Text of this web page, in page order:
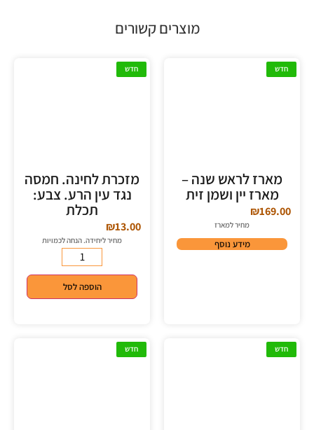
מוצרים קשורים
חדש
מארז לראש שנה –
מארז יין ושמן זית
₪169.00
מחיר למארז
מידע נוסף
חדש
מזכרת לחינה. חמסה
נגד עין הרע. צבע:
תכלת
₪13.00
מחיר ליחידה. הנחה לכמויות
הוספה לסל
חדש חדש